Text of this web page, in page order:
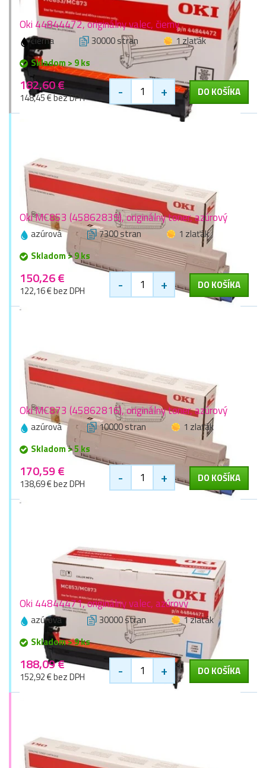
Oki 44844472, originálny valec, čierny
čierna 30000 stran
1 zlaťák
Skladom > 9 ks
182,60 €
148,45 € bez DPH - + DO KOŠÍKA
Oki MC853 (45862839), originálny toner, azúrový
azúrová 7300 stran
1 zlaťák
Skladom > 9 ks
150,26 €
122,16 € bez DPH - + DO KOŠÍKA
Oki MC873 (45862816), originálny toner, azúrový
azúrová 10000 stran
1 zlaťák
Skladom > 5 ks
170,59 €
138,69 € bez DPH - + DO KOŠÍKA
Oki 44844471, originálny valec, azúrový
azúrová 30000 stran
1 zlaťák
Skladom > 9 ks
188,09 €
152,92 € bez DPH - + DO KOŠÍKA